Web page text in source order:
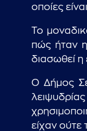
οποίες
Το
πώς ήταν η
διασωθεί
Ο Δήμος
είχαν ούτε